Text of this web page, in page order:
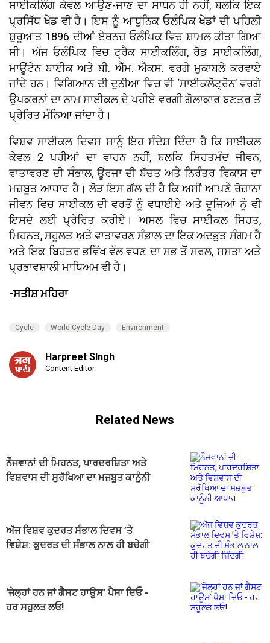
ਸਾਈਕਲਿੰਗ ਕੇਵਲ ਆਉਣ-ਜਾਣ ਦਾ ਸਾਧਨ ਹੀ ਨਹੀਂ, ਬਲਕਿ ਇਕ
ਪ੍ਰਸਿੱਧ ਖੇਡ ਵੀ ਹੈ। ਇਸ ਨੂੰ ਆਧੁਨਿਕ ਓਲੰਪਿਕ ਖੇਡਾਂ ਦੀ ਪਹਿਲੀ
ਸ਼ੁਰੂਆਤ 1896 ਦੀਆਂ ਏਥਨਜ਼ ਓਲੰਪਿਕ ਵਿਚ ਸ਼ਾਮਲ ਕੀਤਾ ਗਿਆ
ਸੀ। ਅੱਜ ਓਲੰਪਿਕ ਵਿਚ ਟ੍ਰੈਕ ਸਾਈਕਲਿੰਗ, ਰੋਡ ਸਾਈਕਲਿੰਗ,
ਮਾਊਂਟੇਨ ਬਾਈਕ ਅਤੇ ਬੀ. ਐੱਮ. ਐਕਸ. ਵਰਗੇ ਮੁਕਾਬਲੇ ਕਰਵਾਏ
ਜਾਂਦੇ ਹਨ। ਵਿਗਿਆਨ ਦੀ ਦੁਨੀਆ ਵਿਚ ਵੀ ‘ਸਾਈਕਲੋਟ੍ਰੋਨ’ ਵਰਗੇ
ਉਪਕਰਨਾਂ ਦਾ ਨਾਮ ਸਾਈਕਲ ਦੇ ਪਹੀਏ ਵਰਗੀ ਗੋਲਾਕਾਰ ਬਣਤਰ ਤੋਂ
ਪ੍ਰੇਰਿਤ ਮੰਨਿਆ ਜਾਂਦਾ ਹੈ।
ਵਿਸ਼ਵ ਸਾਈਕਲ ਦਿਵਸ ਸਾਨੂੰ ਇਹ ਸੰਦੇਸ਼ ਦਿੰਦਾ ਹੈ ਕਿ ਸਾਈਕਲ
ਕੇਵਲ 2 ਪਹੀਆਂ ਦਾ ਵਾਹਨ ਨਹੀਂ, ਬਲਕਿ ਸਿਹਤਮੰਦ ਜੀਵਨ,
ਵਾਤਾਵਰਣ ਦੀ ਸੰਭਾਲ, ਊਰਜਾ ਦੀ ਬੱਚਤ ਅਤੇ ਨਿਰੰਤਰ ਵਿਕਾਸ ਦਾ
ਮਜ਼ਬੂਤ ਆਧਾਰ ਹੈ। ਲੋੜ ਇਸ ਗੱਲ ਦੀ ਹੈ ਕਿ ਅਸੀਂ ਆਪਣੇ ਰੋਜ਼ਾਨਾ
ਜੀਵਨ ਵਿਚ ਸਾਈਕਲ ਦੀ ਵਰਤੋਂ ਨੂੰ ਵਧਾਈਏ ਅਤੇ ਦੂਜਿਆਂ ਨੂੰ ਵੀ
ਇਸਦੇ ਲਈ ਪ੍ਰੇਰਿਤ ਕਰੀਏ। ਅਸਲ ਵਿਚ ਸਾਈਕਲ ਸਿਹਤ,
ਮਿਹਨਤ, ਸਹੂਲਤ ਅਤੇ ਵਾਤਾਵਰਣ ਸੰਭਾਲ ਦਾ ਇਕ ਅਦਭੁਤ ਸੰਗਮ ਹੈ
ਅਤੇ ਇਕ ਬਿਹਤਰ ਭਵਿੱਖ ਵੱਲ ਵਧਣ ਦਾ ਸਭ ਤੋਂ ਸਰਲ, ਸਸਤਾ ਅਤੇ
ਪ੍ਰਭਾਵਸ਼ਾਲੀ ਮਾਧਿਅਮ ਵੀ ਹੈ।
-ਸਤੀਸ਼ ਮਹਿਰਾ
Cycle World Cycle Day Environment
Harpreet SIngh
Content Editor
Related News
ਨੌਜਵਾਨਾਂ ਦੀ ਮਿਹਨਤ, ਪਾਰਦਰਸ਼ਿਤਾ ਅਤੇ
ਵਿਸ਼ਵਾਸ ਦੀ ਸੁਰੱਖਿਆ ਦਾ ਮਜ਼ਬੂਤ ਕਾਨੂੰਨੀ
ਅੱਜ ਵਿਸ਼ਵ ਕੁਦਰਤ ਸੰਭਾਲ ਦਿਵਸ ’ਤੇ
ਵਿਸ਼ੇਸ਼: ਕੁਦਰਤ ਦੀ ਸੰਭਾਲ ਨਾਲ ਹੀ ਬਚੇਗੀ
‘ਜੇਲ੍ਹਾਂ ਹਨ ਜਾਂ ਗੈਸਟ ਹਾਊਸ’ ਪੈਸਾ ਦਿਓ -
ਹਰ ਸਹੂਲਤ ਲਓ!